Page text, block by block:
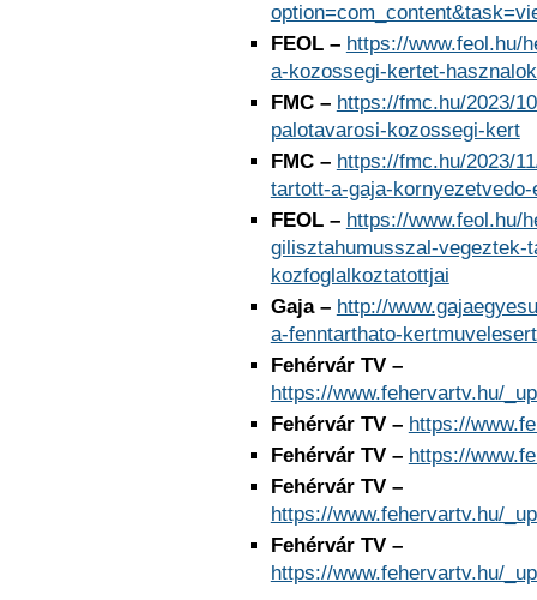
FEOL – https://www.feol.hu/
a-kozossegi-kertet-
FMC – https://fmc.hu/2023/
palotavarosi-kozossegi-kert
FMC – https://fmc.hu/2023/
tartott-a-gaja-kornyezetvedo-
FEOL – https://www.feol.hu/
gilisztahumusszal-
kozfoglalkoztatottjai
Gaja – http://
a-fenntarthato-
Fehérvár TV –
https://www.fehervartv.hu/
Fehérvár TV – https://
Fehérvár TV – https://
Fehérvár TV –
https://www.fehervartv.hu/
Fehérvár TV –
https://www.fehervartv.hu/